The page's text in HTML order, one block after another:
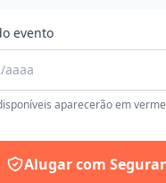
evento
aparecerão em
Alugar com